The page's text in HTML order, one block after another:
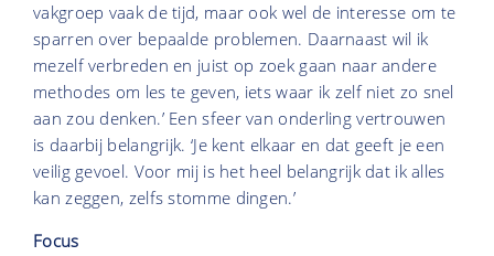
vakgroep vaak de tijd, maar ook wel de interesse om te
sparren over bepaalde problemen. Daarnaast wil ik
mezelf verbreden en juist op zoek gaan naar andere
methodes om les te geven, iets waar ik zelf niet zo snel
aan zou denken.’ Een sfeer van onderling vertrouwen
is daarbij belangrijk. ‘Je kent elkaar en dat geeft je een
veilig gevoel. Voor mij is het heel belangrijk dat ik alles
kan zeggen, zelfs stomme dingen.’
Focus